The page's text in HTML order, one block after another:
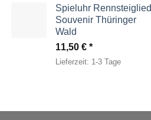
Spieluhr Rennsteiglied
Souvenir Thüringer
Wald
11,50 €
Lieferzeit: 1-3 Tage